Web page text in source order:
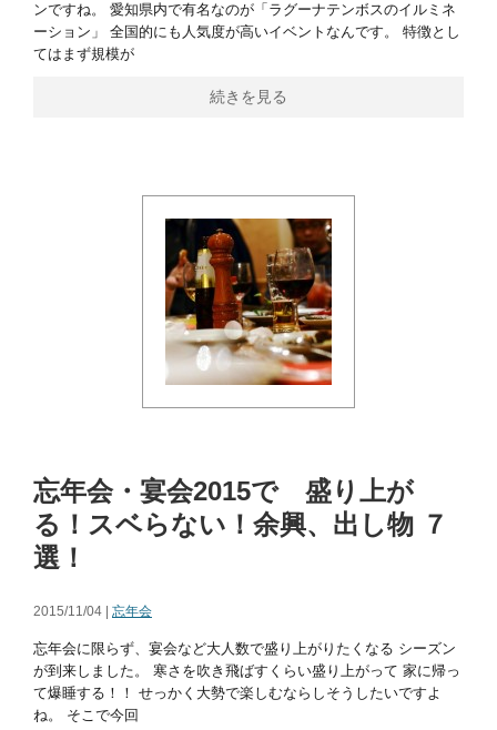
ンですね。 愛知県内で有名なのが「ラグーナテンボスのイルミネ
ーション」 全国的にも人気度が高いイベントなんです。 特徴とし
てはまず規模が
続きを見る
忘年会・宴会2015で 盛り上が
る！スベらない！余興、出し物 ７
選！
2015/11/04 | 忘年会
忘年会に限らず、宴会など大人数で盛り上がりたくなる シーズン
が到来しました。 寒さを吹き飛ばすくらい盛り上がって 家に帰っ
て爆睡する！！ せっかく大勢で楽しむならしそうしたいですよ
ね。 そこで今回